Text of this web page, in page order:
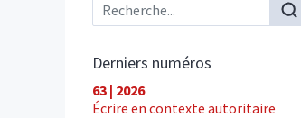
Menu principal
Derniers numéros
63 | 2026
Écrire en contexte autoritaire